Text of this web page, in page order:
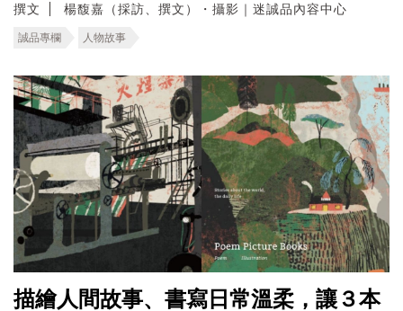
撰文 楊馥嘉（採訪、撰文）・攝影｜迷誠品內容中心
誠品專欄 人物故事
描繪人間故事、書寫日常溫柔，讓３本